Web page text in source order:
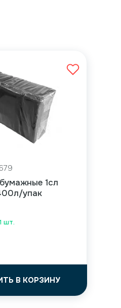
шт.
1сл
упак
В КОРЗИНУ